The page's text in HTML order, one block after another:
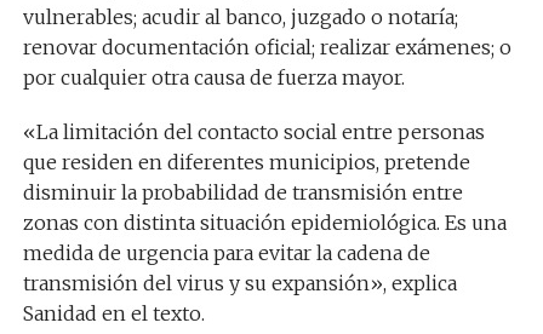
vulnerables; acudir al banco, juzgado o notaría;
renovar documentación oficial; realizar exámenes; o
por cualquier otra causa de fuerza mayor.
«La limitación del contacto social entre personas
que residen en diferentes municipios, pretende
disminuir la probabilidad de transmisión entre
zonas con distinta situación epidemiológica. Es una
medida de urgencia para evitar la cadena de
transmisión del virus y su expansión», explica
Sanidad en el texto.